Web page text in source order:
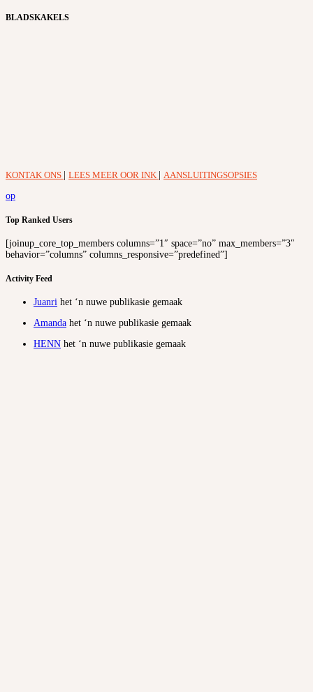
BLADSKAKELS
KONTAK ONS LEES MEER OOR INK
AANSLUITINGSOPSIES
op
Top Ranked Users
[joinup_core_top_members columns=”1″ space=”no” max_members=”3″
behavior=”columns” columns_responsive=”predefined”]
Activity Feed
Juanri het ‘n nuwe publikasie gemaak
Amanda het ‘n nuwe publikasie gemaak
HENN het ‘n nuwe publikasie gemaak